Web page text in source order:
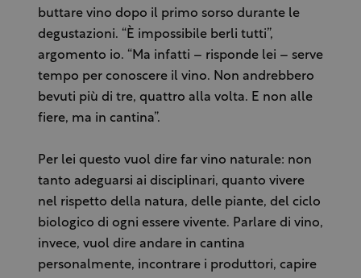
buttare vino dopo il primo sorso durante le
degustazioni. “È impossibile berli tutti”,
argomento io. “Ma infatti – risponde lei – serve
tempo per conoscere il vino. Non andrebbero
bevuti più di tre, quattro alla volta. E non alle
fiere, ma in cantina”.
Per lei questo vuol dire far vino naturale: non
tanto adeguarsi ai disciplinari, quanto vivere
nel rispetto della natura, delle piante, del ciclo
biologico di ogni essere vivente. Parlare di vino,
invece, vuol dire andare in cantina
personalmente, incontrare i produttori, capire